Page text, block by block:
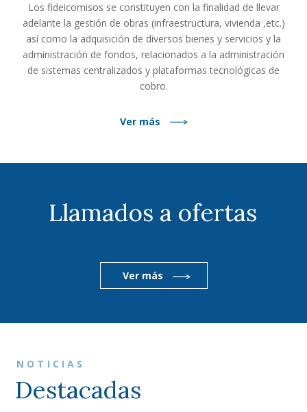
Los fideicomisos se constituyen con la finalidad de llevar
adelante la gestión de obras (infraestructura, vivienda ,etc.)
así como la adquisición de diversos bienes y servicios y la
administración de fondos, relacionados a la administración
de sistemas centralizados y plataformas tecnológicas de
cobro.
Ver más
Llamados a ofertas
Ver más
NOTICIAS
Destacadas